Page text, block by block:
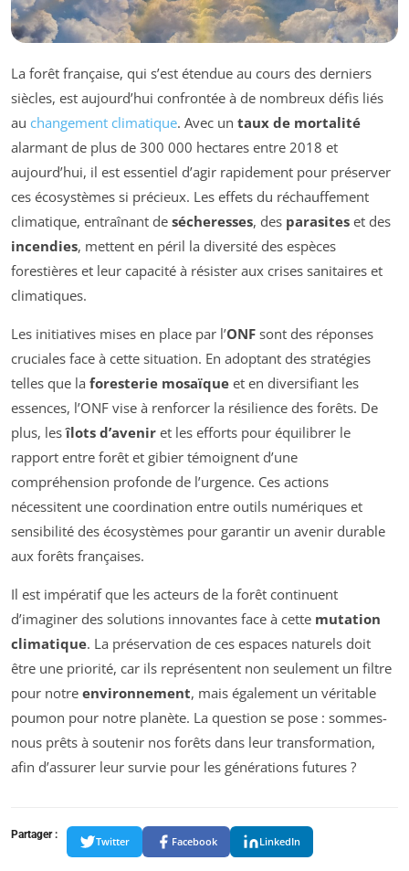
La forêt française, qui s’est étendue au cours des derniers
siècles, est aujourd’hui confrontée à de nombreux défis liés
au changement climatique. Avec un taux de mortalité
alarmant de plus de 300 000 hectares entre 2018 et
aujourd’hui, il est essentiel d’agir rapidement pour préserver
ces écosystèmes si précieux. Les effets du réchauffement
climatique, entraînant de sécheresses, des parasites et des
incendies, mettent en péril la diversité des espèces
forestières et leur capacité à résister aux crises sanitaires et
climatiques.
Les initiatives mises en place par l’ONF sont des réponses
cruciales face à cette situation. En adoptant des stratégies
telles que la foresterie mosaïque et en diversifiant les
essences, l’ONF vise à renforcer la résilience des forêts. De
plus, lesîlots d’avenir et les efforts pour équilibrer le
rapport entre forêt et gibier témoignent d’une
compréhension profonde de l’urgence. Ces actions
nécessitent une coordination entre outils numériques et
sensibilité des écosystèmes pour garantir un avenir durable
aux forêts françaises.
Il est impératif que les acteurs de la forêt continuent
d’imaginer des solutions innovantes face à cette mutation
climatique. La préservation de ces espaces naturels doit
être une priorité, car ils représentent non seulement un filtre
pour notre environnement, mais également un véritable
poumon pour notre planète. La question se pose : sommes-
nous prêts à soutenir nos forêts dans leur transformation,
afin d’assurer leur survie pour les générations futures ?
Partager :
Twitter Facebook LinkedIn